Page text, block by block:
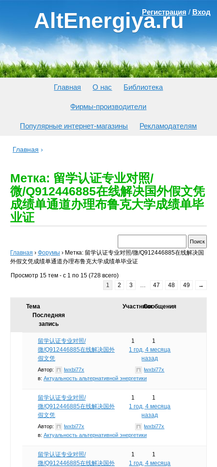
AltEnergiya.ru
Регистрация / Вход
Главная О нас Библиотека
Фирмы-производители
Популярные интернет-магазины Рекламодателям
Главная ›
Метка: 留学认证专业对照/
微/Q912446885在线解决国外假文凭
成绩单通道办理布鲁克大学成绩单毕
业证
Главная › Форумы › Метка: 留学认证专业对照/微/Q912446885在线解决国
外假文凭成绩单通道办理布鲁克大学成绩单毕业证
Просмотр 15 тем - с 1 по 15 (728 всего)
1
2 3 47 48 49 →
Тема УчастникиСообщения
Последняя
запись
留学认证专业对照/
微/Q912446885在线解决国外
假文凭
Автор:
lwxbi77x
в: Актуальность альтернативной энергетики
1
1
1 год, 4 месяца
назад
lwxbi77x
留学认证专业对照/
微/Q912446885在线解决国外
假文凭
Автор:
lwxbi77x
в: Актуальность альтернативной энергетики
1
1
1 год, 4 месяца
назад
lwxbi77x
留学认证专业对照/
微/Q912446885在线解决国外
1
1
1 год, 4 месяца